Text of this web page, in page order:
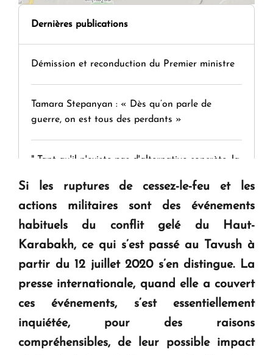
Dernières publications
Démission et reconduction du Premier ministre
Tamara Stepanyan : « Dès qu’on parle de
guerre, on est tous des perdants »
" Tant qu'il n'existe pas d'alternative concrète, la
en Arménie
Le premier hôtel Hyatt Regency d'Arménie
ouvrira ses portes à Dilijan
Si les ruptures de cessez-le-feu et les
actions militaires sont des événements
habituels du conflit gelé du Haut-
Karabakh, ce qui s’est passé au Tavush à
partir du 12 juillet 2020 s’en distingue. La
presse internationale, quand elle a couvert
ces événements, s’est essentiellement
inquiétée, pour des raisons
compréhensibles, de leur possible impact